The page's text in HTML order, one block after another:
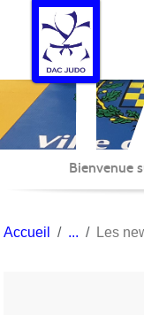
Bienvenue
Accueil Les
Panneau de gestion